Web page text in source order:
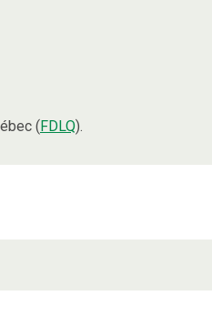
(FDLQ).